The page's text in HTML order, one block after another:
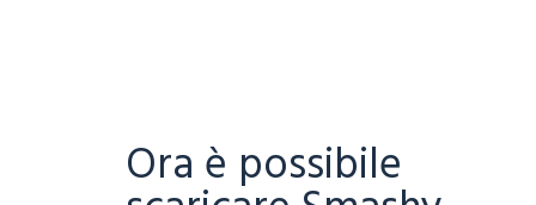
Ora è possibile